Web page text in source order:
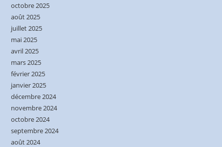
octobre 2025
août 2025
juillet 2025
mai 2025
avril 2025
mars 2025
février 2025
janvier 2025
décembre 2024
novembre 2024
octobre 2024
septembre 2024
août 2024